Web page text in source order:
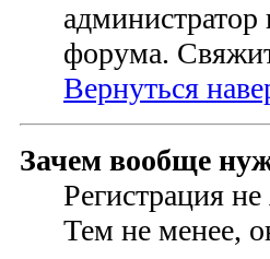
форума.
Вернуться
Зачем вообще
Регистрация
Тем не менее,